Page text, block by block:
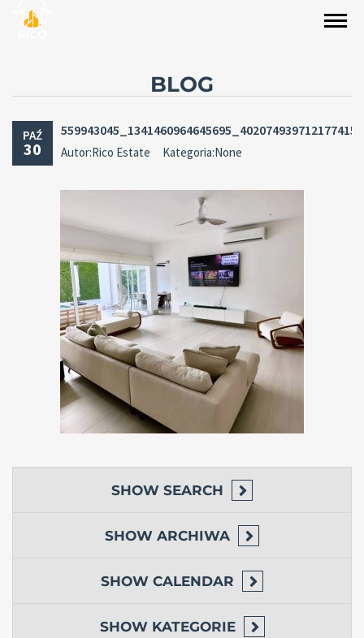
BLOG
PAŹ
30 Autor:Rico Estate Kategoria:None
SHOW SEARCH
SHOW ARCHIWA
SHOW CALENDAR
SHOW KATEGORIE